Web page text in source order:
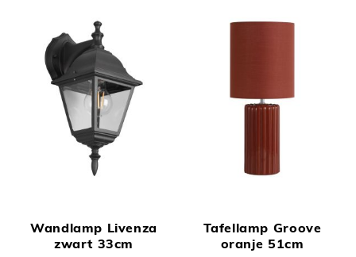
Wandlamp Livenza
zwart 33cm
Tafellamp Groove
oranje 51cm